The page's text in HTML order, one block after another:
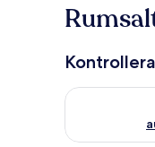
Kontrollera